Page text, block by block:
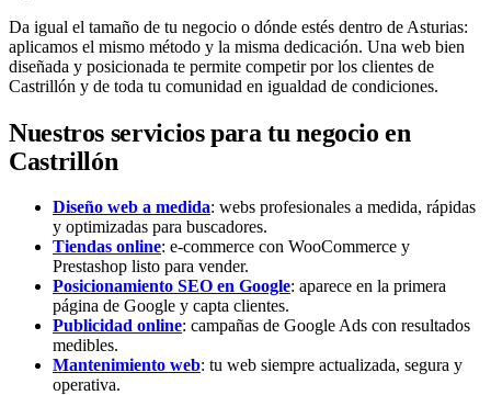
Da igual el tamaño de tu negocio o dónde estés dentro de Asturias:
aplicamos el mismo método y la misma dedicación. Una web bien
diseñada y posicionada te permite competir por los clientes de
Castrillón y de toda tu comunidad en igualdad de condiciones.
Nuestros servicios para tu negocio en
Castrillón
Diseño web a medida: webs profesionales a medida, rápidas
y optimizadas para buscadores.
Tiendas online: e-commerce con WooCommerce y
Prestashop listo para vender.
Posicionamiento SEO en Google: aparece en la primera
página de Google y capta clientes.
Publicidad online: campañas de Google Ads con resultados
medibles.
Mantenimiento web: tu web siempre actualizada, segura y
operativa.